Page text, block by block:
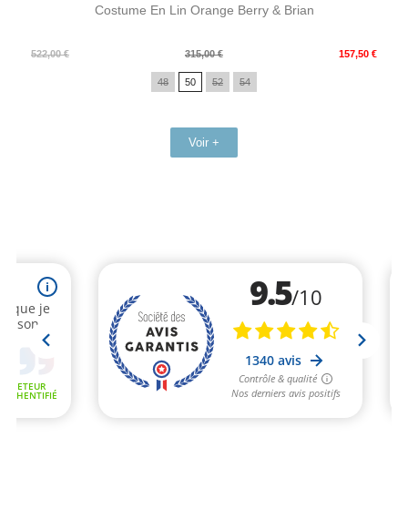
Costume En Lin Orange Berry & Brian
522,00 €
Prix
315,00 € 157,50 €
Prix
48 50 52 54
Voir +